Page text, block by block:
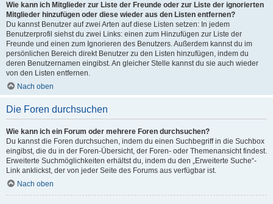
Wie kann ich Mitglieder zur Liste der Freunde oder zur Liste der ignorierten
Mitglieder hinzufügen oder diese wieder aus den Listen entfernen?
Du kannst Benutzer auf zwei Arten auf diese Listen setzen: In jedem
Benutzerprofil siehst du zwei Links: einen zum Hinzufügen zur Liste der
Freunde und einen zum Ignorieren des Benutzers. Außerdem kannst du im
persönlichen Bereich direkt Benutzer zu den Listen hinzufügen, indem du
deren Benutzernamen eingibst. An gleicher Stelle kannst du sie auch wieder
von den Listen entfernen.
Nach oben
Die Foren durchsuchen
Wie kann ich ein Forum oder mehrere Foren durchsuchen?
Du kannst die Foren durchsuchen, indem du einen Suchbegriff in die Suchbox
eingibst, die du in der Foren-Übersicht, der Foren- oder Themenansicht findest.
Erweiterte Suchmöglichkeiten erhältst du, indem du den „Erweiterte Suche“-
Link anklickst, der von jeder Seite des Forums aus verfügbar ist.
Nach oben